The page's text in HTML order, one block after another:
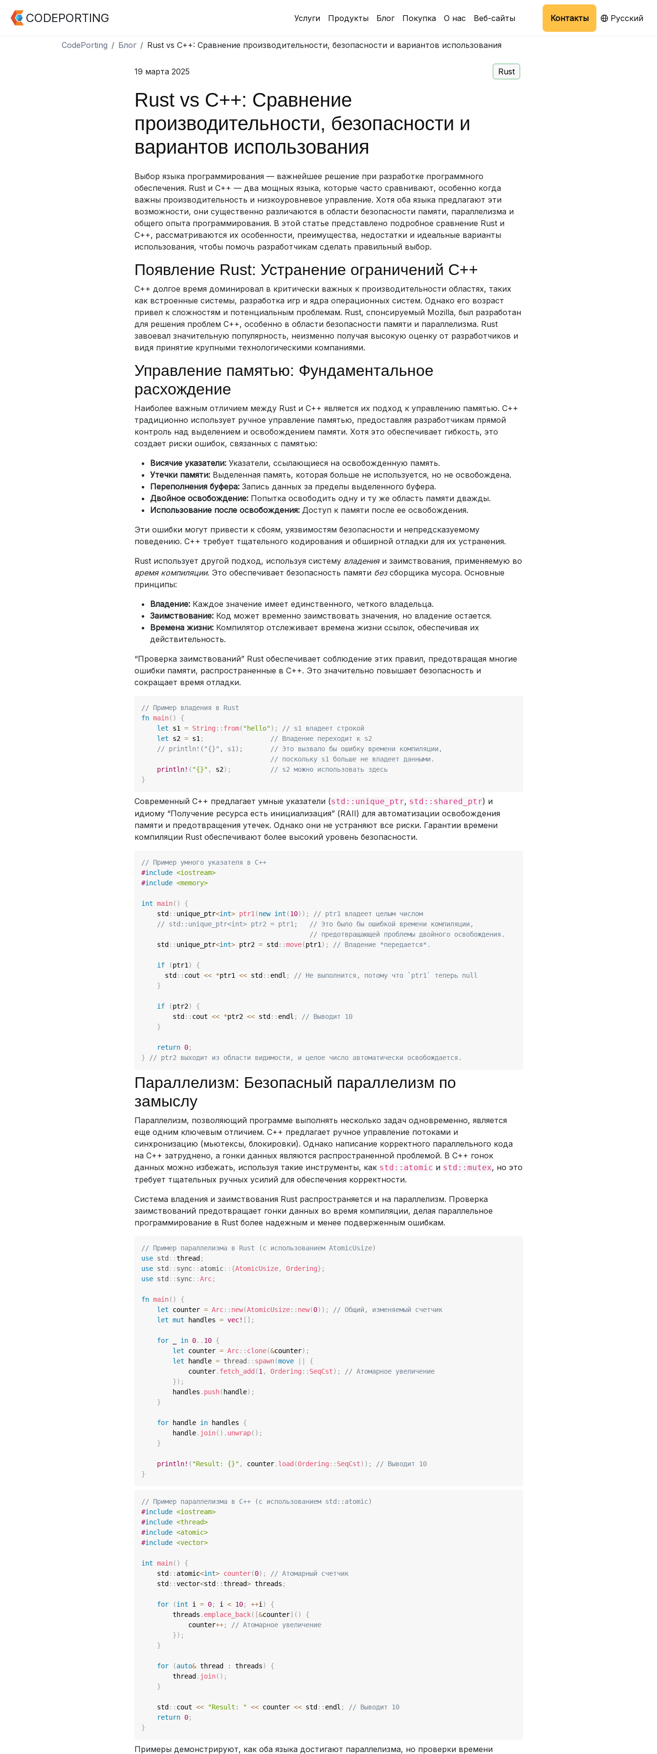
CODEPORTING Услуги Продукты Блог Покупка О нас Веб-сайты Контакты Русский
CodePorting Блог Rust vs C++: Сравнение производительности, безопасности и вариантов использования
19 марта 2025 Rust
Rust vs C++: Сравнение
производительности, безопасности и
вариантов использования
Выбор языка программирования — важнейшее решение при разработке программного
обеспечения. Rust и C++ — два мощных языка, которые часто сравнивают, особенно когда
важны производительность и низкоуровневое управление. Хотя оба языка предлагают эти
возможности, они существенно различаются в области безопасности памяти, параллелизма и
общего опыта программирования. В этой статье представлено подробное сравнение Rust и
C++, рассматриваются их особенности, преимущества, недостатки и идеальные варианты
использования, чтобы помочь разработчикам сделать правильный выбор.
Появление Rust: Устранение ограничений C++
C++ долгое время доминировал в критически важных к производительности областях, таких
как встроенные системы, разработка игр и ядра операционных систем. Однако его возраст
привел к сложностям и потенциальным проблемам. Rust, спонсируемый Mozilla, был разработан
для решения проблем C++, особенно в области безопасности памяти и параллелизма. Rust
завоевал значительную популярность, неизменно получая высокую оценку от разработчиков и
видя принятие крупными технологическими компаниями.
Управление памятью: Фундаментальное
расхождение
Наиболее важным отличием между Rust и C++ является их подход к управлению памятью. C++
традиционно использует ручное управление памятью, предоставляя разработчикам прямой
контроль над выделением и освобождением памяти. Хотя это обеспечивает гибкость, это
создает риски ошибок, связанных с памятью:
Висячие указатели:Указатели, ссылающиеся на освобожденную память.
Утечки памяти:Выделенная память, которая больше не используется, но не освобождена.
Переполнения буфера:Запись данных за пределы выделенного буфера.
Двойное освобождение:Попытка освободить одну и ту же область памяти дважды.
Использование после освобождения:Доступ к памяти после ее освобождения.
Эти ошибки могут привести к сбоям, уязвимостям безопасности и непредсказуемому
поведению. C++ требует тщательного кодирования и обширной отладки для их устранения.
Rust использует другой подход, используя систему владенияи заимствования, применяемую во
время компиляции. Это обеспечивает безопасность памяти безсборщика мусора. Основные
принципы:
Владение:Каждое значение имеет единственного, четкого владельца.
Заимствование:Код может временно заимствовать значения, но владение остается.
Времена жизни:Компилятор отслеживает времена жизни ссылок, обеспечивая их
действительность.
“Проверка заимствований” Rust обеспечивает соблюдение этих правил, предотвращая многие
ошибки памяти, распространенные в C++. Это значительно повышает безопасность и
сокращает время отладки.
// Пример владения в Rust
fn main( )
{
let s1 = String :: from( "hello") ;
// s1 владеет строкой
let s2 = s1 ;
// Владение переходит к s2
// println!("{}", s1);       // Это вызвало бы ошибку времени компиляции,
// поскольку s1 больше не владеет данными.
println! ( "{}" , s2) ;
// s2 можно использовать здесь
}
Современный C++ предлагает умные указатели (std::unique_ptr, std::shared_ptr) и
идиому “Получение ресурса есть инициализация” (RAII) для автоматизации освобождения
памяти и предотвращения утечек. Однако они не устраняют все риски. Гарантии времени
компиляции Rust обеспечивают более высокий уровень безопасности.
// Пример умного указателя в C++
#include <iostream>
#include <memory>
int main( )
{
    std
:: unique_ptr<int> ptr1 (new int (10) ) ;
// ptr1 владеет целым числом
// std::unique_ptr<int> ptr2 = ptr1;   // Это было бы ошибкой времени компиляции,
// предотвращающей проблемы двойного освобождения.
    std
:: unique_ptr<int> ptr2 = std ::move(ptr1 ) ; // Владение *передается*.
if (ptr1 )
{
      std
:: cout << *ptr1 << std :: endl ;
// Не выполнится, потому что `ptr1` теперь null
}
if (ptr2)
{
        std
:: cout << *ptr2 << std :: endl ;
// Выводит 10
}
return 0;
}
// ptr2 выходит из области видимости, и целое число автоматически освобождается.
Параллелизм: Безопасный параллелизм по
замыслу
Параллелизм, позволяющий программе выполнять несколько задач одновременно, является
еще одним ключевым отличием. C++ предлагает ручное управление потоками и
синхронизацию (мьютексы, блокировки). Однако написание корректного параллельного кода
на C++ затруднено, а гонки данных являются распространенной проблемой. В C++ гонок
данных можно избежать, используя такие инструменты, как std::atomic и std::mutex, но это
требует тщательных ручных усилий для обеспечения корректности.
Система владения и заимствования Rust распространяется и на параллелизм. Проверка
заимствований предотвращает гонки данных во время компиляции, делая параллельное
программирование в Rust более надежным и менее подверженным ошибкам.
// Пример параллелизма в Rust (с использованием AtomicUsize)
use std ::thread ;
use std :: sync:: atomic:: {AtomicUsize, Ordering} ;
use std :: sync::Arc;
fn main( )
{
let counter = Arc:: new(AtomicUsize:: new(0) ) ;
// Общий, изменяемый счетчик
let mut handles = vec! [ ] ;
for _ in 0.. 10 {
let counter = Arc:: clone(&counter) ;
let handle = thread :: spawn(move
{
            counter
. fetch_add (1 , Ordering :: SeqCst) ;
// Атомарное увеличение
}) ;
        handles
. push( handle) ;
}
for handle in handles {
        handle
. join( ) . unwrap( ) ;
}
println! ( "Result: {}" , counter. load (Ordering :: SeqCst) ) ;
// Выводит 10
}
// Пример параллелизма в C++ (с использованием std::atomic)
#include <iostream>
#include <thread>
#include <atomic>
#include <vector>
int main( )
{
    std
:: atomic<int> counter(0) ;
// Атомарный счетчик
    std
::vector<std ::thread> threads ;
for (int i = 0; i < 10; ++i )
{
        threads
. emplace_back( [&counter] ( )
{
            counter
++;
// Атомарное увеличение
}) ;
}
for (auto& thread : threads)
{
        thread
. join( ) ;
}
    std
:: cout << "Result: " << counter << std :: endl ;
// Выводит 10
return 0;
}
Примеры демонстрируют, как оба языка достигают параллелизма, но проверки времени